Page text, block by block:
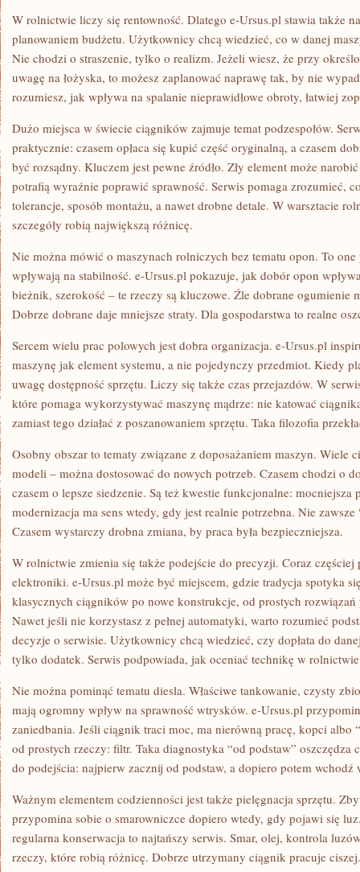
W rolnictwie liczy się rentowność. Dlatego e-Ursus.pl stawia także
planowaniem budżetu. Użytkownicy chcą wiedzieć, co w danej
Nie chodzi o straszenie, tylko o realizm. Jeżeli wiesz, że przy
uwagę na łożyska, to możesz zaplanować naprawę tak, by nie
rozumiesz, jak wpływa na spalanie nieprawidłowe obroty, łatwiej
Dużo miejsca w świecie ciągników zajmuje temat podzespołów.
praktycznie: czasem opłaca się kupić część oryginalną, a czasem
być rozsądny. Kluczem jest pewne źródło. Zły element może
potrafią wyraźnie poprawić sprawność. Serwis pomaga zrozumieć,
tolerancje, sposób montażu, a nawet drobne detale. W warsztacie
szczegóły robią największą różnicę.
Nie można mówić o maszynach rolniczych bez tematu opon. To
wpływają na stabilność. e-Ursus.pl pokazuje, jak dobór opon
bieżnik, szerokość – te rzeczy są kluczowe. Źle dobrane ogumienie
Dobrze dobrane daje mniejsze straty. Dla gospodarstwa to realne
Sercem wielu prac polowych jest dobra organizacja. e-Ursus.pl
maszynę jak element systemu, a nie pojedynczy przedmiot. Kiedy
uwagę dostępność sprzętu. Liczy się także czas przejazdów. W
które pomaga wykorzystywać maszynę mądrze: nie katować
zamiast tego działać z poszanowaniem sprzętu. Taka filozofia
Osobny obszar to tematy związane z doposażaniem maszyn. Wiele
modeli – można dostosować do nowych potrzeb. Czasem chodzi o
czasem o lepsze siedzenie. Są też kwestie funkcjonalne: mocniejsza
modernizacja ma sens wtedy, gdy jest realnie potrzebna. Nie
Czasem wystarczy drobna zmiana, by praca była bezpieczniejsza.
W rolnictwie zmienia się także podejście do precyzji. Coraz częściej
elektroniki. e-Ursus.pl może być miejscem, gdzie tradycja spotyka
klasycznych ciągników po nowe konstrukcje, od prostych rozwiązań
Nawet jeśli nie korzystasz z pełnej automatyki, warto rozumieć
decyzje o serwisie. Użytkownicy chcą wiedzieć, czy dopłata do
tylko dodatek. Serwis podpowiada, jak oceniać technikę w
Nie można pominąć tematu diesla. Właściwe tankowanie, czysty
mają ogromny wpływ na sprawność wtrysków. e-Ursus.pl
zaniedbania. Jeśli ciągnik traci moc, ma nierówną pracę, kopci albo
od prostych rzeczy: filtr. Taka diagnostyka “od podstaw” oszczędza
do podejścia: najpierw zacznij od podstaw, a dopiero potem wchodź
Ważnym elementem codzienności jest także pielęgnacja sprzętu.
przypomina sobie o smarowniczce dopiero wtedy, gdy pojawi się
regularna konserwacja to najtańszy serwis. Smar, olej, kontrola
rzeczy, które robią różnicę. Dobrze utrzymany ciągnik pracuje